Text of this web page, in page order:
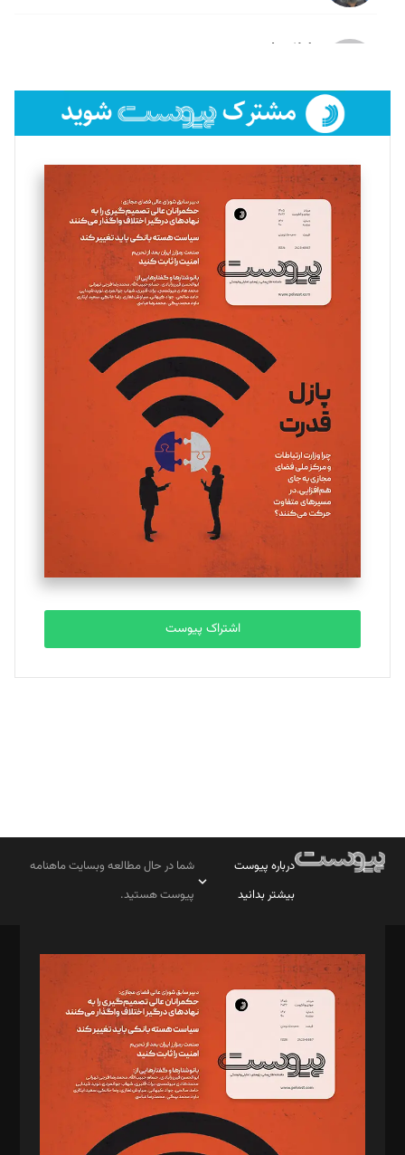
لیلا حنارود
فائزه فتحی رستمی
تحریریه
سروش کرمیان
تحریریه
مینا پاکدل
یسنا امان‌پور
تحریریه
ملینا جعفری
تحریریه
مصطفی مسجدی آرانی
تحریریه
بابک نقاش
تحریریه
اشتراک پیوست
درباره پیوست
بیشتر بدانید
شما در حال مطالعه وبسایت ماهنامه
پیوست هستید.
مدیر مسئول: محمدباقر اثنی‌عشری
سردبیر: مهرک محمودی
دبیر تحریریه: میثم قاسمی
د‌بیر ناداستان: سمانه سمیع
د‌بیر خدمت و تجارت: ابوالفضل رجبی
د‌بیر حقوق فناوری: حسام‌الدین ایپکچی
د‌بیر پیوست جهان: مینا پاکدل
د‌بیر تحریریه آنلاین: بابک نقاش